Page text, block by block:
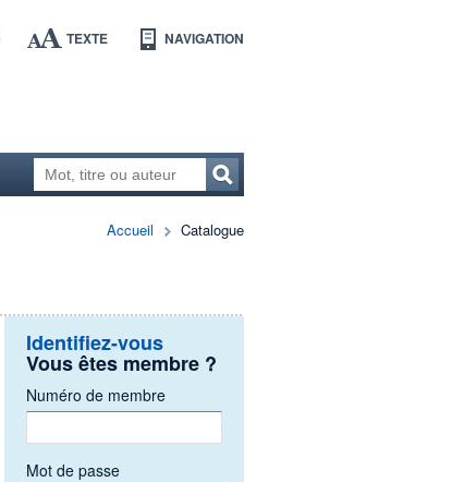
TEXTE NAVIGATION
Accueil Catalogue
Identifiez-vous
Vous êtes membre ?
Numéro de membre
Mot de passe